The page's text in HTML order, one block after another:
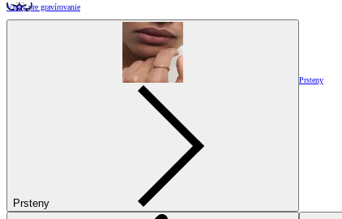
Vzory pre gravírovanie
Prsteny
Prsteny